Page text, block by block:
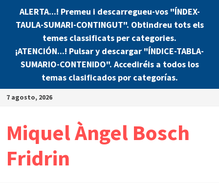
ALERTA...! Premeu i descarregueu-vos "ÍNDEX-
TAULA-SUMARI-CONTINGUT". Obtindreu tots els
temes classificats per categories.
¡ATENCIÓN...! Pulsar y descargar "ÍNDICE-TABLA-
SUMARIO-CONTENIDO". Accediréis a todos los
temas clasificados por categorías.
Saltar
7 agosto, 2026
Miquel Àngel Bosch
Fridrin